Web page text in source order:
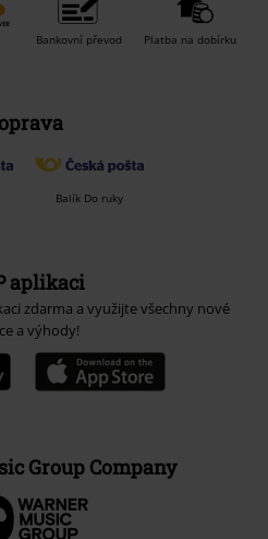
Bankovní převod Platba na dobírku
Balík Do ruky
aplikaci
zdarma a využijte všechny nové
a výhody!
Group Company